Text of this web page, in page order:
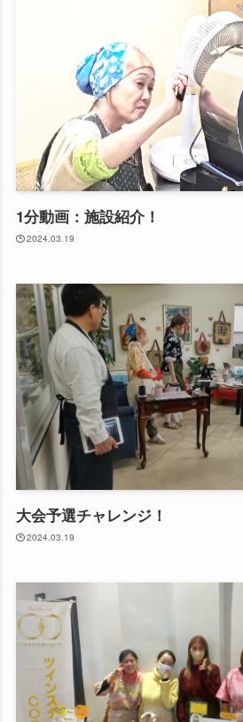
1分動画：施設紹介！
2024.03.19
大会予選チャレンジ！
2024.03.19